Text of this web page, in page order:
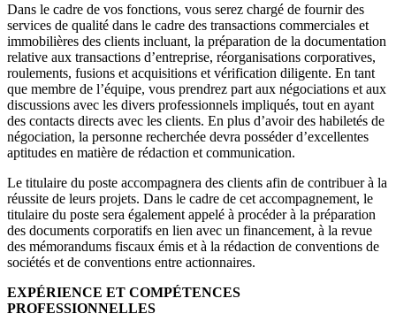
Dans le cadre de vos fonctions, vous serez chargé de fournir des
services de qualité dans le cadre des transactions commerciales et
immobilières des clients incluant, la préparation de la documentation
relative aux transactions d’entreprise, réorganisations corporatives,
roulements, fusions et acquisitions et vérification diligente. En tant
que membre de l’équipe, vous prendrez part aux négociations et aux
discussions avec les divers professionnels impliqués, tout en ayant
des contacts directs avec les clients. En plus d’avoir des habiletés de
négociation, la personne recherchée devra posséder d’excellentes
aptitudes en matière de rédaction et communication.
Le titulaire du poste accompagnera des clients afin de contribuer à la
réussite de leurs projets. Dans le cadre de cet accompagnement, le
titulaire du poste sera également appelé à procéder à la préparation
des documents corporatifs en lien avec un financement, à la revue
des mémorandums fiscaux émis et à la rédaction de conventions de
sociétés et de conventions entre actionnaires.
EXPÉRIENCE ET COMPÉTENCES
PROFESSIONNELLES